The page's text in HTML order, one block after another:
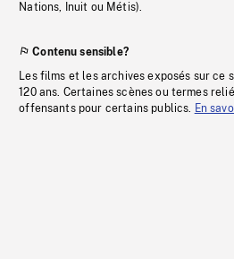
Nations, Inuit ou Métis).
Contenu sensible?
Les films et les archives exposés sur ce
120 ans. Certaines scènes ou termes
offensants pour certains publics. En